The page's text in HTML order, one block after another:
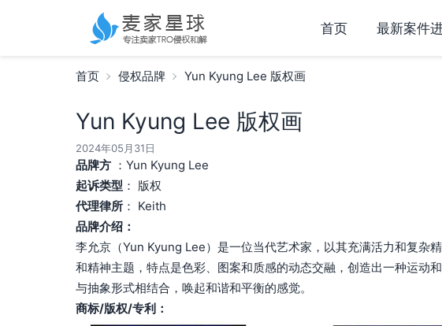
首页 最新案件
首页 侵权品牌 Yun Kyung Lee 版权画
Yun Kyung Lee 版权画
2024年05月31日
品牌方：Yun Kyung Lee
起诉类型 ： 版权
代理律所： Keith
品牌介绍：
李允京（Yun Kyung Lee）是一位当代艺术家，以其充满活力和复杂
和精神主题，特点是色彩、图案和质感的动态交融，创造出一种运动
与抽象形式相结合，唤起和谐和平衡的感觉。
商标/版权/专利：